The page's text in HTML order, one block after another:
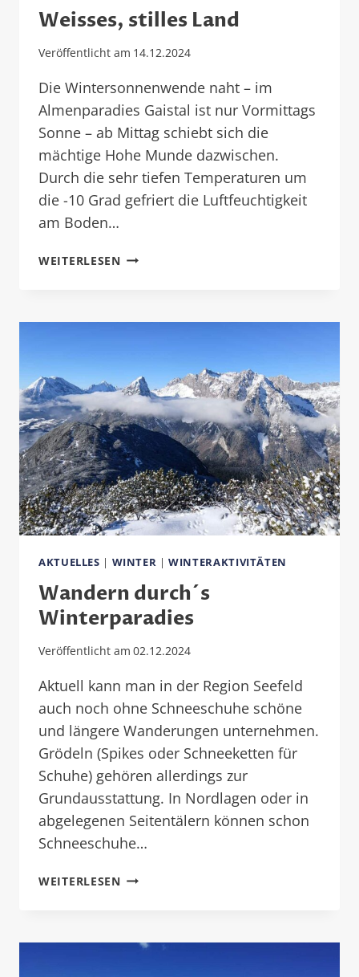
Weisses, stilles Land
Veröffentlicht am 14.12.2024
Die Wintersonnenwende naht – im
Almenparadies Gaistal ist nur Vormittags
Sonne – ab Mittag schiebt sich die
mächtige Hohe Munde dazwischen.
Durch die sehr tiefen Temperaturen um
die -10 Grad gefriert die Luftfeuchtigkeit
am Boden…
WEITERLESENWEISSES,
AKTUELLES WINTER |WINTERAKTIVITÄTEN
Wandern durch´s
Winterparadies
Veröffentlicht am 02.12.2024
Aktuell kann man in der Region Seefeld
auch noch ohne Schneeschuhe schöne
und längere Wanderungen unternehmen.
Grödeln (Spikes oder Schneeketten für
Schuhe) gehören allerdings zur
Grundausstattung. In Nordlagen oder in
abgelegenen Seitentälern können schon
Schneeschuhe…
WEITERLESENWANDERN